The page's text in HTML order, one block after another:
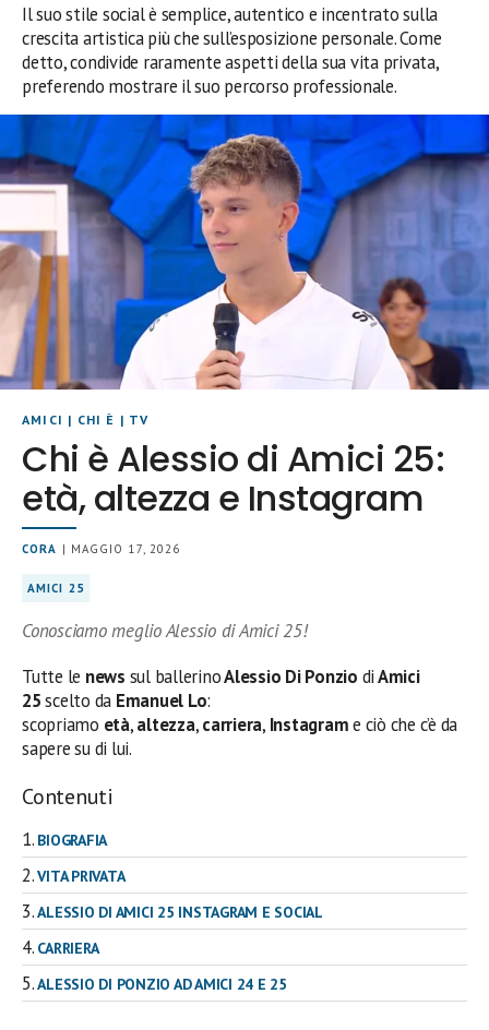
Il suo stile social è semplice, autentico e incentrato sulla
crescita artistica più che sull’esposizione personale. Come
detto, condivide raramente aspetti della sua vita privata,
preferendo mostrare il suo percorso professionale.
AMICI | CHI È | TV
Chi è Alessio di Amici 25:
età, altezza e Instagram
CORA | MAGGIO 17, 2026
AMICI 25
Conosciamo meglio Alessio di Amici 25!
Tutte le news sul ballerinoAlessio Di Ponzio diAmici
25scelto da Emanuel Lo:
scopriamo età,altezza,carriera, Instagrame ciò che c’è da
sapere su di lui.
Contenuti
BIOGRAFIA
VITA PRIVATA
ALESSIO DI AMICI 25 INSTAGRAM E SOCIAL
CARRIERA
ALESSIO DI PONZIO AD AMICI 24 E 25